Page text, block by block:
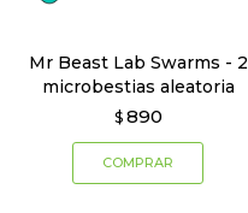
Mr Beast Lab Swarms - 2
microbestias aleatoria
$ 890